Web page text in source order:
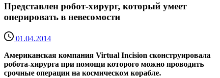
Представлен робот-хирург, который умеет
оперировать в невесомости
01.04.2014
Американская компания Virtual Incision сконструировала
робота-хирурга при помощи которого можно проводить
срочные операции на космическом корабле.